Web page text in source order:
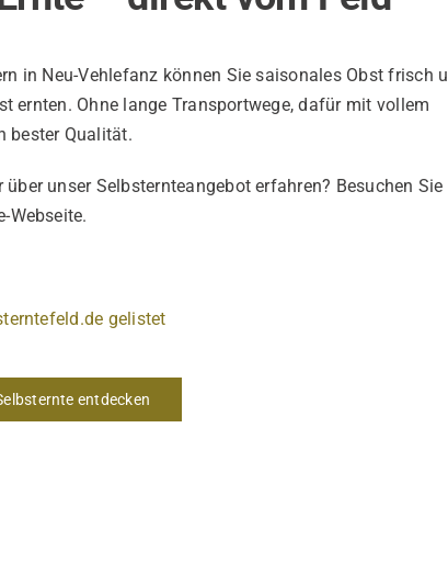
in Neu-Vehlefanz können Sie saisonales Obst frisch
ernten. Ohne lange Transportwege, dafür mit vollem
bester Qualität.
unser Selbsternteangebot erfahren? Besuchen Sie
Webseite.
gelistet
entdecken